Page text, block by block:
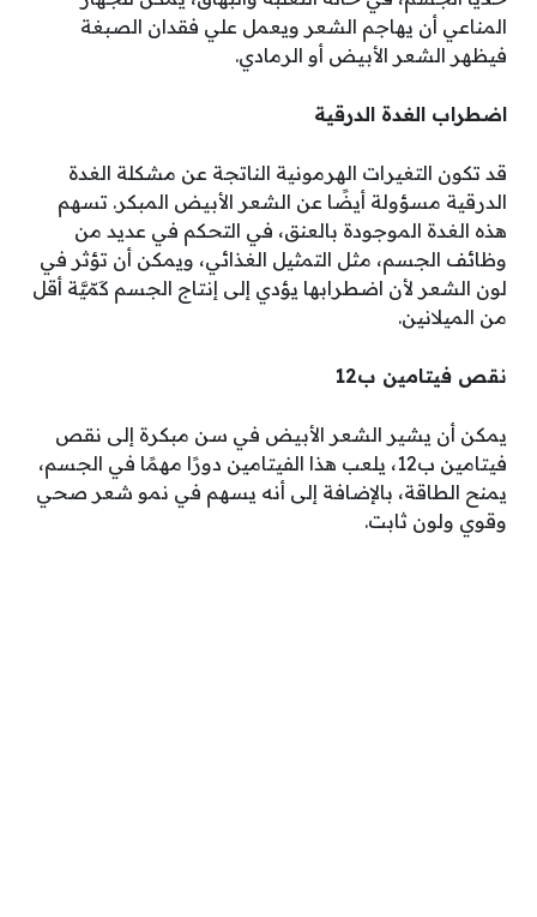
المناعي أن يهاجم الشعر ويعمل علي فقدان الصبغة
فيظهر الشعر الأبيض أو الرمادي.
اضطراب الغدة الدرقية
قد تكون التغيرات الهرمونية الناتجة عن مشكلة الغدة
الدرقية مسؤولة أيضًا عن الشعر الأبيض المبكر. تسهم
هذه الغدة الموجودة بالعنق، في التحكم في عديد من
وظائف الجسم، مثل التمثيل الغذائي، ويمكن أن تؤثر في
لون الشعر لأن اضطرابها يؤدي إلى إنتاج الجسم كَمّيَّة أقل
من الميلانين.
نقص فيتامين ب12
يمكن أن يشير الشعر الأبيض في سن مبكرة إلى نقص
فيتامين ب12، يلعب هذا الفيتامين دورًا مهمًا في الجسم،
يمنح الطاقة، بالإضافة إلى أنه يسهم في نمو شعر صحي
وقوي ولون ثابت.